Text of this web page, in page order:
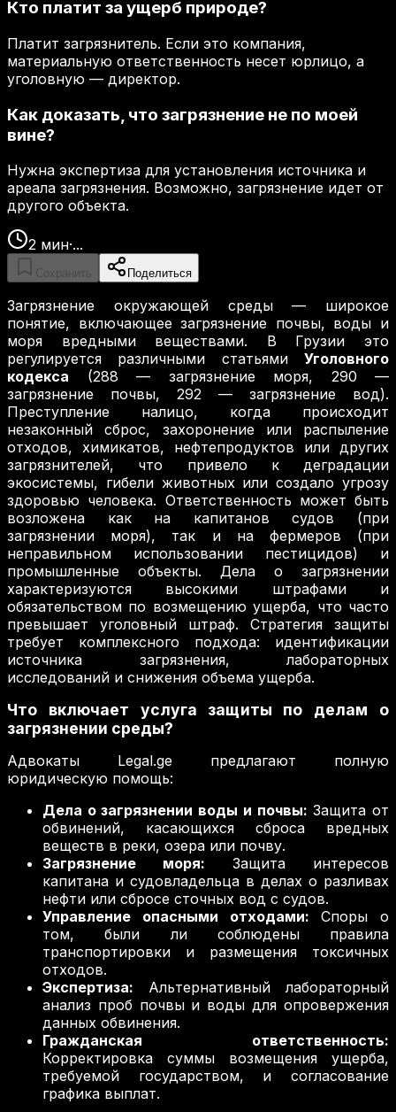
Кто платит за ущерб природе?
Платит загрязнитель. Если это компания,
материальную ответственность несет юрлицо, а
уголовную — директор.
Как доказать, что загрязнение не по моей
вине?
Нужна экспертиза для установления источника и
ареала загрязнения. Возможно, загрязнение идет от
другого объекта.
2 мин·...
Сохранить Поделиться
Загрязнение окружающей среды — широкое
понятие, включающее загрязнение почвы, воды и
моря вредными веществами. В Грузии это
регулируется различными статьями Уголовного
кодекса (288 — загрязнение моря, 290 —
загрязнение почвы, 292 — загрязнение вод).
Преступление налицо, когда происходит
незаконный сброс, захоронение или распыление
отходов, химикатов, нефтепродуктов или других
загрязнителей, что привело к деградации
экосистемы, гибели животных или создало угрозу
здоровью человека. Ответственность может быть
возложена как на капитанов судов (при
загрязнении моря), так и на фермеров (при
неправильном использовании пестицидов) и
промышленные объекты. Дела о загрязнении
характеризуются высокими штрафами и
обязательством по возмещению ущерба, что часто
превышает уголовный штраф. Стратегия защиты
требует комплексного подхода: идентификации
источника загрязнения, лабораторных
исследований и снижения объема ущерба.
Что включает услуга защиты по делам о
загрязнении среды?
Адвокаты Legal.ge предлагают полную
юридическую помощь:
Дела о загрязнении воды и почвы: Защита от
обвинений, касающихся сброса вредных
веществ в реки, озера или почву.
Загрязнение моря: Защита интересов
капитана и судовладельца в делах о разливах
нефти или сбросе сточных вод с судов.
Управление опасными отходами: Споры о
том, были ли соблюдены правила
транспортировки и размещения токсичных
отходов.
Экспертиза: Альтернативный лабораторный
анализ проб почвы и воды для опровержения
данных обвинения.
Гражданская ответственность:
Корректировка суммы возмещения ущерба,
требуемой государством, и согласование
графика выплат.